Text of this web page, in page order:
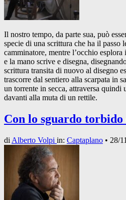
Il nostro tempo, da parte sua, può
specie di una scrittura che ha il passo
camminatore, mentre l’occhio
e la mano scrive e disegna,
scrittura transita di nuovo al disegno
trascorre dal sentiero alla scarpata in
un torrente in secca, attraversa quindi
davanti alla muta di un rettile.
Con lo sguardo
di Alberto Volpi in: Captaplano • 28/